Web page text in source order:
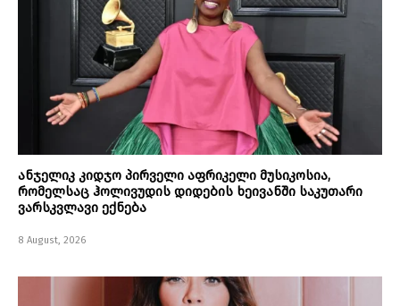
ანჯელიკ კიდჯო პირველი აფრიკელი მუსიკოსია,
რომელსაც ჰოლივუდის დიდების ხეივანში საკუთარი
ვარსკვლავი ექნება
8 August, 2026